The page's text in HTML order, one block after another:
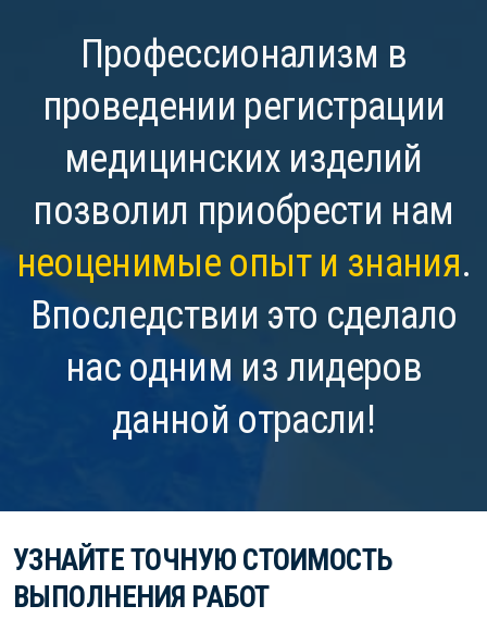
Профессионализм в
проведении регистрации
медицинских изделий
позволил приобрести нам
неоценимые опыт и знания.
Впоследствии это сделало
нас одним из лидеров
данной отрасли!
УЗНАЙТЕ ТОЧНУЮ СТОИМОСТЬ
ВЫПОЛНЕНИЯ РАБОТ